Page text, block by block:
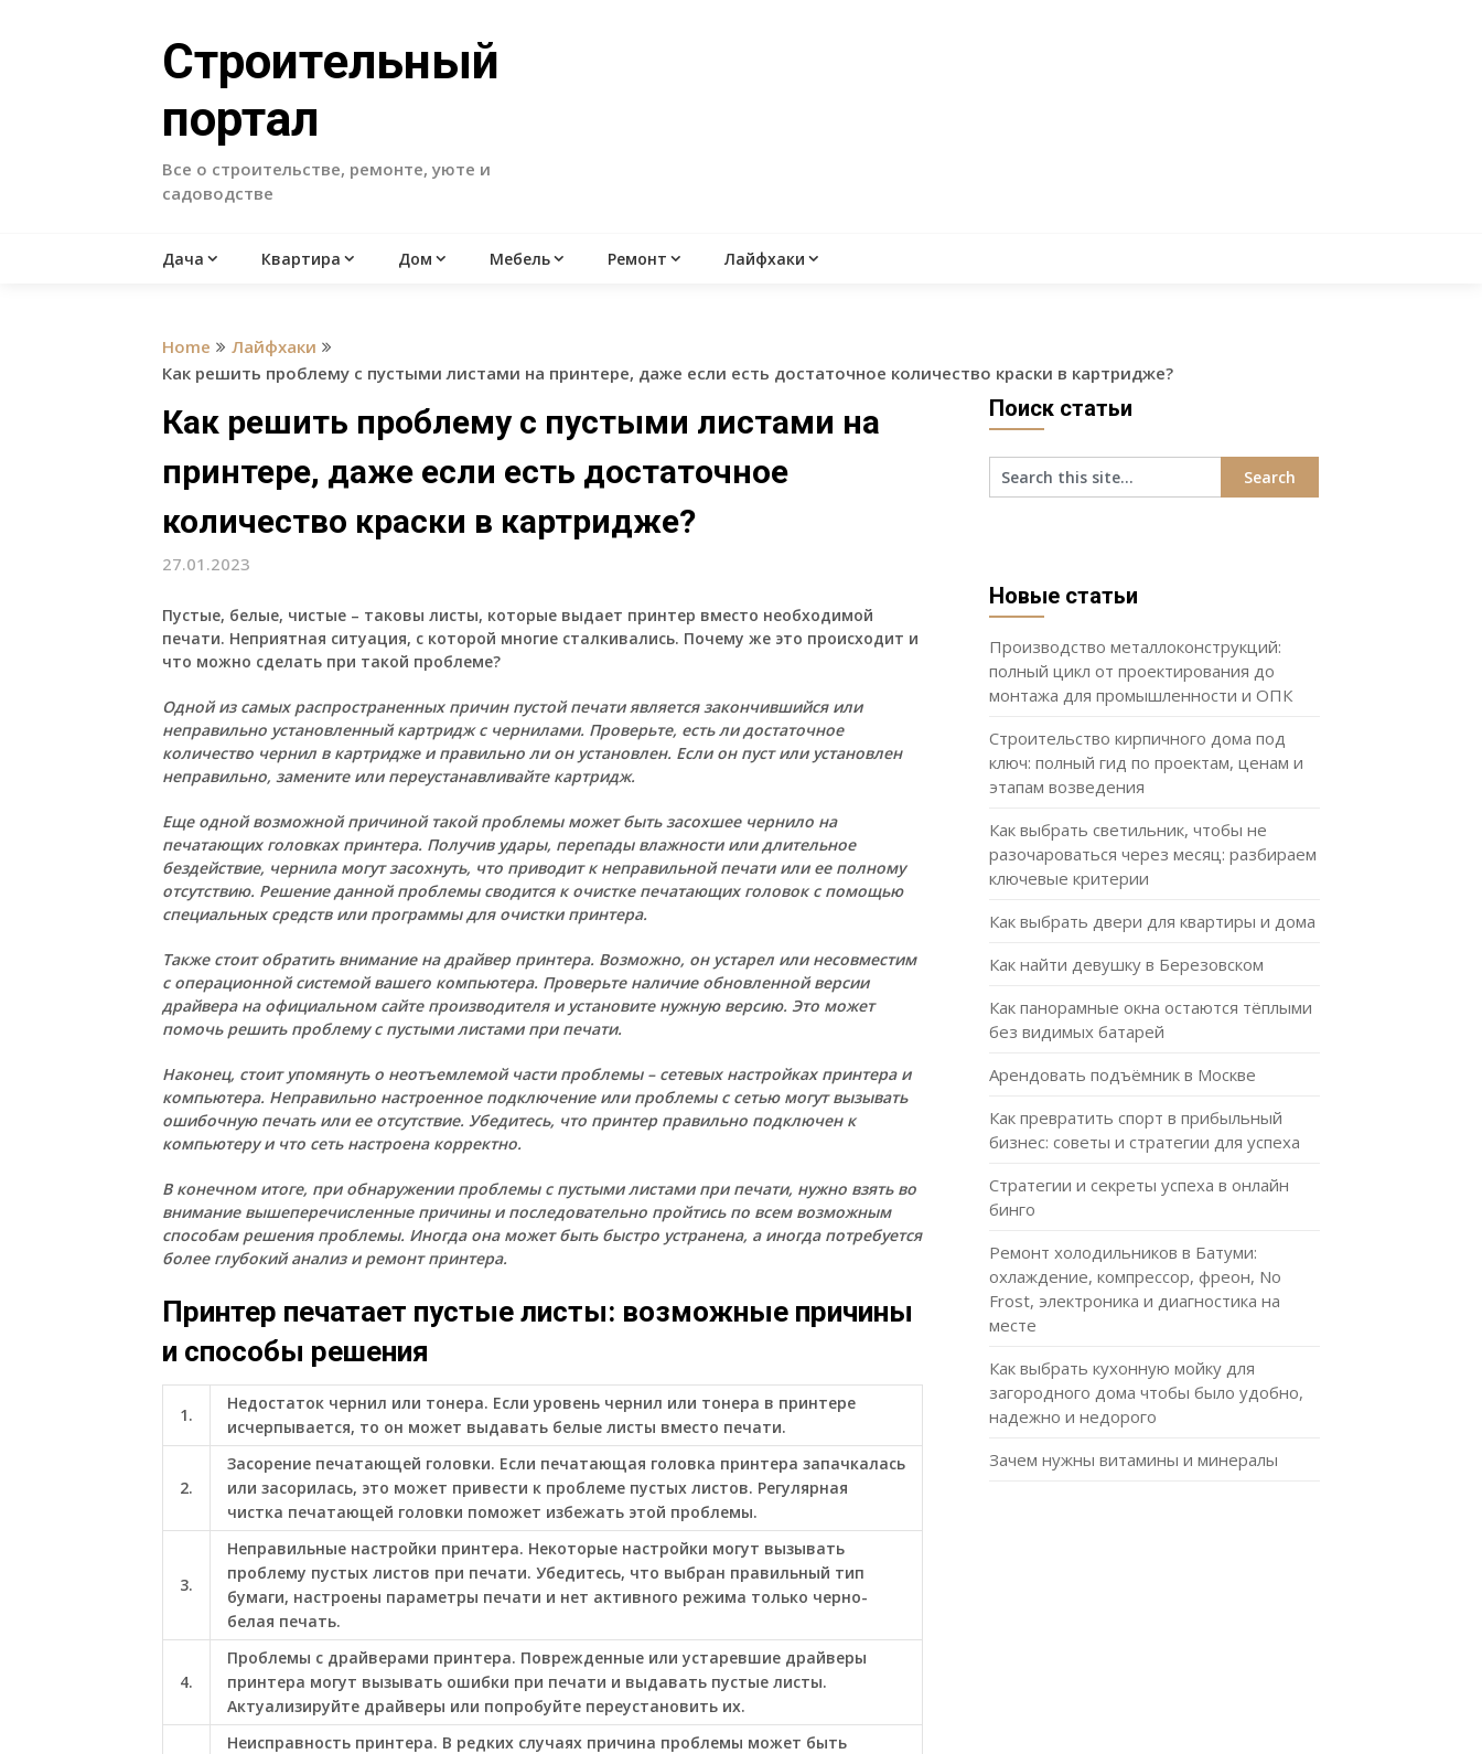
Строительный
портал
Все о строительстве, ремонте, уюте и
садоводстве
Дача Квартира Дом Мебель Ремонт Лайфхаки
Home
Лайфхаки
Как решить проблему с пустыми листами на принтере, даже если есть достаточное количество краски в картридже?
Как решить проблему с пустыми листами на
принтере, даже если есть достаточное
количество краски в картридже?
27.01.2023
Пустые, белые, чистые – таковы листы, которые выдает принтер вместо необходимой
печати. Неприятная ситуация, с которой многие сталкивались. Почему же это происходит и
что можно сделать при такой проблеме?
Одной из самых распространенных причин пустой печати является закончившийся или
неправильно установленный картридж с чернилами. Проверьте, есть ли достаточное
количество чернил в картридже и правильно ли он установлен. Если он пуст или установлен
неправильно, замените или переустанавливайте картридж.
Еще одной возможной причиной такой проблемы может быть засохшее чернило на
печатающих головках принтера. Получив удары, перепады влажности или длительное
бездействие, чернила могут засохнуть, что приводит к неправильной печати или ее полному
отсутствию. Решение данной проблемы сводится к очистке печатающих головок с помощью
специальных средств или программы для очистки принтера.
Также стоит обратить внимание на драйвер принтера. Возможно, он устарел или несовместим
с операционной системой вашего компьютера. Проверьте наличие обновленной версии
драйвера на официальном сайте производителя и установите нужную версию. Это может
помочь решить проблему с пустыми листами при печати.
Наконец, стоит упомянуть о неотъемлемой части проблемы – сетевых настройках принтера и
компьютера. Неправильно настроенное подключение или проблемы с сетью могут вызывать
ошибочную печать или ее отсутствие. Убедитесь, что принтер правильно подключен к
компьютеру и что сеть настроена корректно.
В конечном итоге, при обнаружении проблемы с пустыми листами при печати, нужно взять во
внимание вышеперечисленные причины и последовательно пройтись по всем возможным
способам решения проблемы. Иногда она может быть быстро устранена, а иногда потребуется
более глубокий анализ и ремонт принтера.
Принтер печатает пустые листы: возможные причины
и способы решения
1.
Недостаток чернил или тонера. Если уровень чернил или тонера в принтере
исчерпывается, то он может выдавать белые листы вместо печати.
2.
Засорение печатающей головки. Если печатающая головка принтера запачкалась
или засорилась, это может привести к проблеме пустых листов. Регулярная
чистка печатающей головки поможет избежать этой проблемы.
3.
Неправильные настройки принтера. Некоторые настройки могут вызывать
проблему пустых листов при печати. Убедитесь, что выбран правильный тип
бумаги, настроены параметры печати и нет активного режима только черно-
белая печать.
4.
Проблемы с драйверами принтера. Поврежденные или устаревшие драйверы
принтера могут вызывать ошибки при печати и выдавать пустые листы.
Актуализируйте драйверы или попробуйте переустановить их.
Неисправность принтера. В редких случаях причина проблемы может быть
Поиск статьи
Новые статьи
Производство металлоконструкций:
полный цикл от проектирования до
монтажа для промышленности и ОПК
Строительство кирпичного дома под
ключ: полный гид по проектам, ценам и
этапам возведения
Как выбрать светильник, чтобы не
разочароваться через месяц: разбираем
ключевые критерии
Как выбрать двери для квартиры и дома
Как найти девушку в Березовском
Как панорамные окна остаются тёплыми
без видимых батарей
Арендовать подъёмник в Москве
Как превратить спорт в прибыльный
бизнес: советы и стратегии для успеха
Стратегии и секреты успеха в онлайн
бинго
Ремонт холодильников в Батуми:
охлаждение, компрессор, фреон, No
Frost, электроника и диагностика на
месте
Как выбрать кухонную мойку для
загородного дома чтобы было удобно,
надежно и недорого
Зачем нужны витамины и минералы